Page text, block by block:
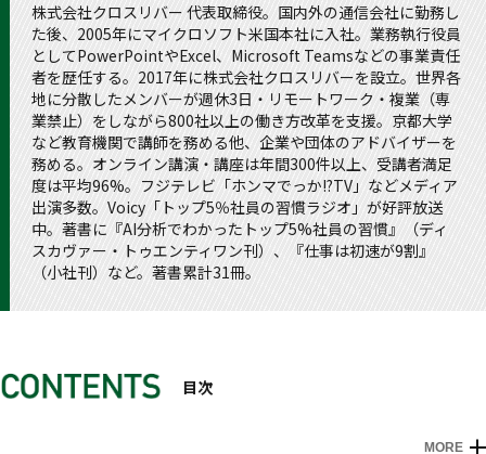
株式会社クロスリバー 代表取締役。国内外の通信会社に勤務し
た後、2005年にマイクロソフト米国本社に入社。業務執行役員
としてPowerPointやExcel、Microsoft Teamsなどの事業責任
者を歴任する。2017年に株式会社クロスリバーを設立。世界各
地に分散したメンバーが週休3日・リモートワーク・複業（専
業禁止）をしながら800社以上の働き方改革を支援。京都大学
など教育機関で講師を務める他、企業や団体のアドバイザーを
務める。オンライン講演・講座は年間300件以上、受講者満足
度は平均96%。フジテレビ「ホンマでっか!?TV」などメディア
出演多数。Voicy「トップ5％社員の習慣ラジオ」が好評放送
中。著書に『AI分析でわかったトップ5%社員の習慣』（ディ
スカヴァー・トゥエンティワン刊）、『仕事は初速が9割』
（小社刊）など。著書累計31冊。
目次
MORE